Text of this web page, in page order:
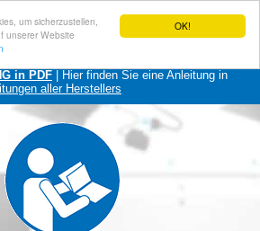
OK!
um sicherzustellen,
unserer Website
in PDF | Hier finden Sie eine Anleitung in
aller Herstellers